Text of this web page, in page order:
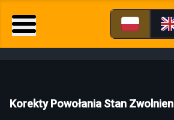
Korekty Powołania Stan